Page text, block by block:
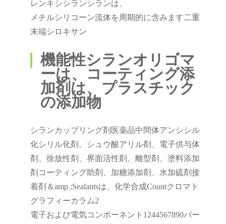
レンキシシランシランは、
メチルシリコーン流体を周期的に含みます二重
末端シロキサン
機能性シランオリゴマ
ーは、コーティング添
加剤は、プラスチック
の添加物
シランカップリング剤医薬品中間体アンシシル
化シリル化剤、シュウ酸アリル剤、電子供与体
剤、徐放性剤、界面活性剤、離型剤、塗料添加
剤コーティング助剤、加糖添加剤、水加硫剤接
着剤＆amp ;Sealantsは、化学合成Countクロマト
グラフィーカラム2
電子および電気コンポーネント1244567890パー